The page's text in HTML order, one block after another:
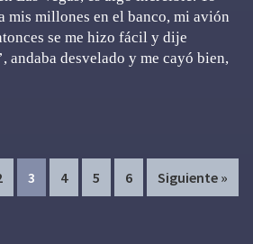
mis millones en el banco, mi avión
se me hizo fácil y dije
andaba desvelado y me cayó bien,
Page
3 Page
4 Page
5 Page
6 Siguiente »